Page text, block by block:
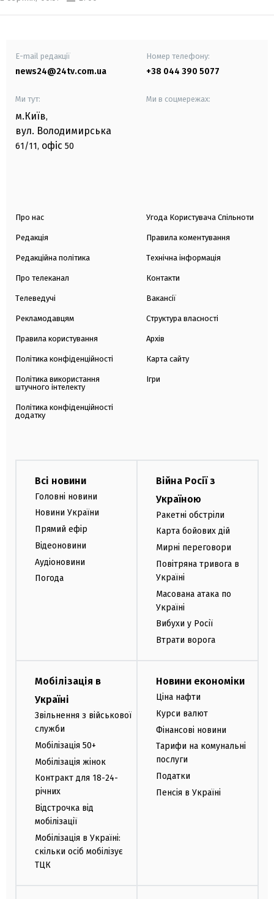
E-mail редакції
news24@24tv.com.ua
Номер телефону:
+38 044 390 5077
Ми тут:
м.Київ,
вул. Володимирська
61/11, офіс 50
Ми в соцмережах:
Про нас
Редакція
Редакційна політика
Про телеканал
Телеведучі
Рекламодавцям
Правила користування
Політика конфіденційності
Політика використання
штучного інтелекту
Політика конфіденційності
додатку
Угода Користувача Спільноти
Правила коментування
Технічна інформація
Контакти
Вакансії
Структура власності
Архів
Карта сайту
Ігри
Всі новини
Головні новини
Новини України
Прямий ефір
Відеоновини
Аудіоновини
Погода
Війна Росії з
Україною
Ракетні обстріли
Карта бойових дій
Мирні переговори
Повітряна тривога в
Україні
Масована атака по
Україні
Вибухи у Росії
Втрати ворога
Мобілізація в
Україні
Звільнення з військової
служби
Мобілізація 50+
Мобілізація жінок
Контракт для 18-24-
річних
Відстрочка від
мобілізації
Мобілізація в Україні:
скільки осіб мобілізує
ТЦК
Новини економіки
Ціна нафти
Курси валют
Фінансові новини
Тарифи на комунальні
послуги
Податки
Пенсія в Україні